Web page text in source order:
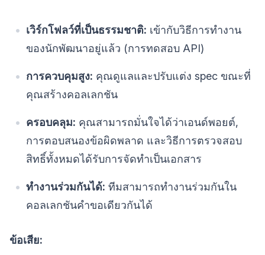
เวิร์กโฟลว์ที่เป็นธรรมชาติ: เข้ากับวิธีการทำงาน
ของนักพัฒนาอยู่แล้ว (การทดสอบ API)
การควบคุมสูง: คุณดูแลและปรับแต่ง spec ขณะที่
คุณสร้างคอลเลกชัน
ครอบคลุม: คุณสามารถมั่นใจได้ว่าเอนด์พอยต์,
การตอบสนองข้อผิดพลาด และวิธีการตรวจสอบ
สิทธิ์ทั้งหมดได้รับการจัดทำเป็นเอกสาร
ทำงานร่วมกันได้: ทีมสามารถทำงานร่วมกันใน
คอลเลกชันคำขอเดียวกันได้
ข้อเสีย: